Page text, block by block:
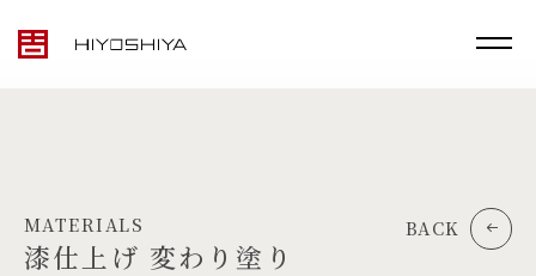
MATERIALS
漆仕上げ 変わり塗り
BACK